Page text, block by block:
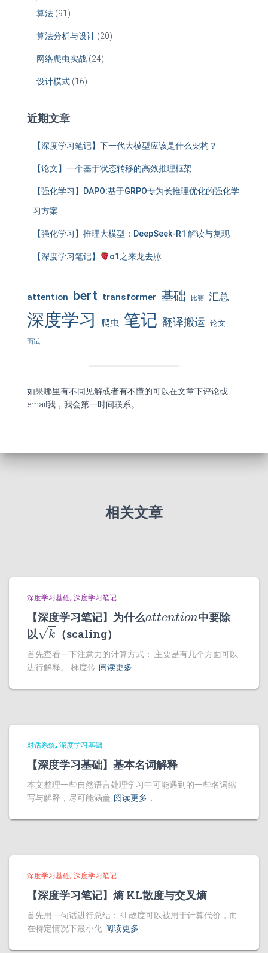
算法 (91)
算法分析与设计 (20)
网络爬虫实战 (24)
设计模式 (16)
近期文章
【深度学习笔记】下一代大模型应该是什么架构？
【论文】一个基于状态转移的高效推理框架
【强化学习】DAPO:基于GRPO专为长推理优化的强化学
习方案
【强化学习】推理大模型：DeepSeek-R1 解读与复现
【深度学习笔记】 o1之来龙去脉
attention bert transformer 基础 比赛 汇总
深度学习 爬虫 笔记 翻译搬运 论文
面试
如果哪里有不同见解或者有不懂的可以在文章下评论或
email我，我会第一时间联系。
相关文章
深度学习基础 深度学习笔记
【深度学习笔记】为什么
t n
中要除
以
k
（scaling）
首先查看一下注意力的计算方式： 主要是有几个方面可以
进行解释。 梯度传 阅读更多…
对话系统 深度学习基础
【深度学习基础】基本名词解释
本文整理一些自然语言处理学习中可能遇到的一些名词缩
写与解释，尽可能涵盖 阅读更多…
深度学习基础 深度学习笔记
【深度学习笔记】熵 KL散度与交叉熵
首先用一句话进行总结：KL散度可以被用于计算代价，而
在特定情况下最小化 阅读更多…